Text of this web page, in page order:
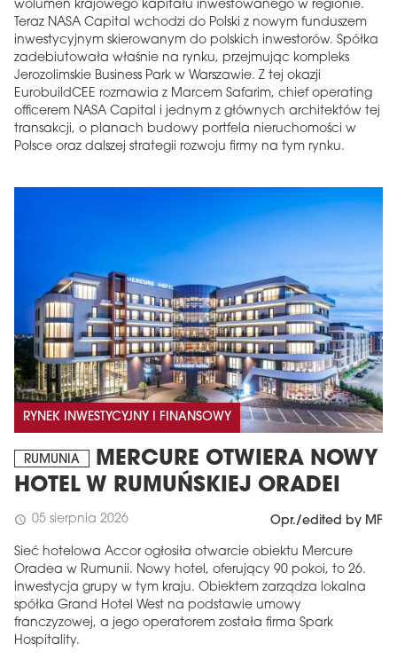
wolumen krajowego kapitału inwestowanego w regionie.
Teraz NASA Capital wchodzi do Polski z nowym funduszem
inwestycyjnym skierowanym do polskich inwestorów. Spółka
zadebiutowała właśnie na rynku, przejmując kompleks
Jerozolimskie Business Park w Warszawie. Z tej okazji
EurobuildCEE rozmawia z Marcem Safarim, chief operating
officerem NASA Capital i jednym z głównych architektów tej
transakcji, o planach budowy portfela nieruchomości w
Polsce oraz dalszej strategii rozwoju firmy na tym rynku.
RYNEK INWESTYCYJNY I FINANSOWY
RUMUNIA
MERCURE OTWIERA NOWY
HOTEL W RUMUŃSKIEJ ORADEI
schedule 05 sierpnia 2026 Opr./edited by MF
Sieć hotelowa Accor ogłosiła otwarcie obiektu Mercure
Oradea w Rumunii. Nowy hotel, oferujący 90 pokoi, to 26.
inwestycja grupy w tym kraju. Obiektem zarządza lokalna
spółka Grand Hotel West na podstawie umowy
franczyzowej, a jego operatorem została firma Spark
Hospitality.